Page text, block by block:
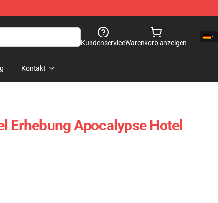
KundenserviceWarenkorb anzeigen
Kontakt
Erhebung Apocalypse Hotel